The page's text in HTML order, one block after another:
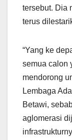
tersebut. Dia
terus
“Yang ke
semua calon
mendorong
Lembaga
Betawi,
aglomerasi